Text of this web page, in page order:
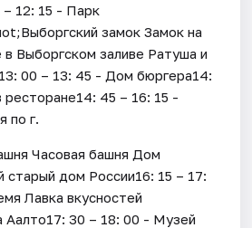
– 12: 15 - Парк
замок Замок на
в Выборгском заливе Ратуша и
00 – 13: 45 - Дом бюргера14:
45 – 16: 15 -
по г.
Часовая башня Дом
старый дом России16: 15 – 17:
Лавка вкусностей
Аалто17: 30 – 18: 00 - Музей